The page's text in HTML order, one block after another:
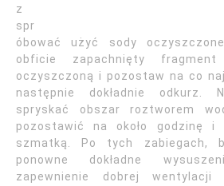
z
spr
óbować użyć sody
obficie zapachnięty fragment
oczyszczoną i pozostaw na co
następnie dokładnie odkurz.
spryskać obszar roztworem
pozostawić na około godzinę i
szmatką. Po tych zabiegach,
ponowne dokładne
zapewnienie dobrej wentylacji